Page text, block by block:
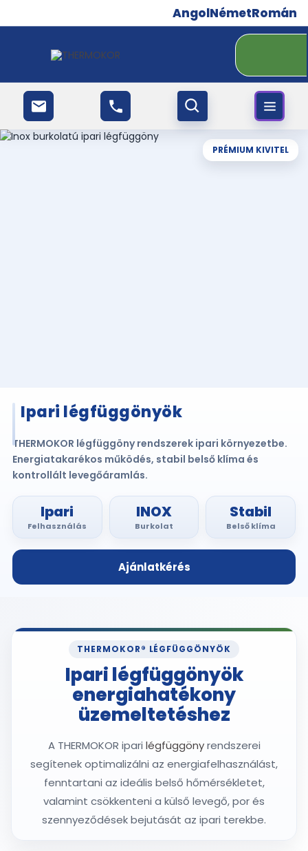
AngolNémetRomán
PRÉMIUM KIVITEL
Ipari légfüggönyök
THERMOKOR légfüggöny rendszerek ipari környezetbe.
Energiatakarékos működés, stabil belső klíma és
kontrollált levegőáramlás.
Ipari
Felhasználás
INOX
Burkolat
Stabil
Belső klíma
Ajánlatkérés
THERMOKOR® LÉGFÜGGÖNYÖK
Ipari légfüggönyök
energiahatékony
üzemeltetéshez
A THERMOKOR ipari légfüggönyrendszerei
segítenek optimalizálni az energiafelhasználást,
fenntartani az ideális belső hőmérsékletet,
valamint csökkenteni a külső levegő, por és
szennyeződések bejutását az ipari terekbe.